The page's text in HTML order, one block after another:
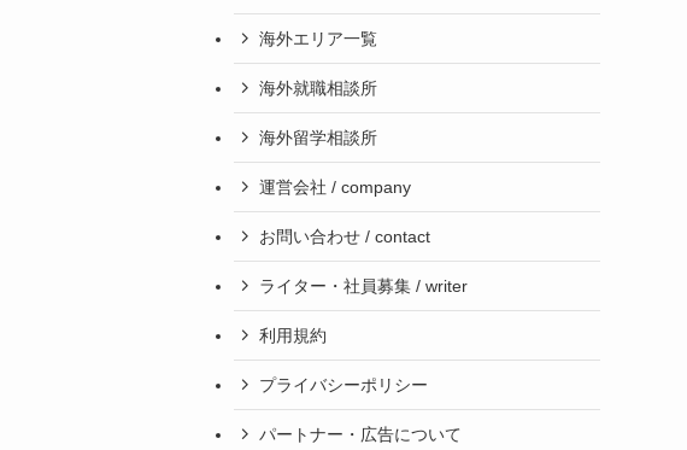
海外エリア一覧
海外就職相談所
海外留学相談所
運営会社 / company
お問い合わせ / contact
ライター・社員募集 / writer
利用規約
プライバシーポリシー
パートナー・広告について